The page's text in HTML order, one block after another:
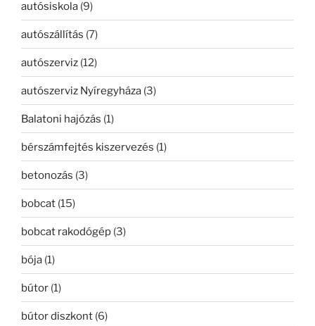
autósiskola (9)
autószállítás (7)
autószerviz (12)
autószerviz Nyíregyháza (3)
Balatoni hajózás (1)
bérszámfejtés kiszervezés (1)
betonozás (3)
bobcat (15)
bobcat rakodógép (3)
bója (1)
bútor (1)
bútor diszkont (6)